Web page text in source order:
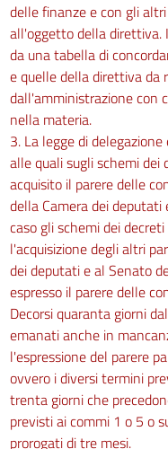
delle finanze e con gli
all'oggetto della direttiva.
da una tabella di
e quelle della direttiva da
dall'amministrazione con
nella materia.
3. La legge di
alle quali sugli schemi
acquisito il parere delle
della Camera dei
caso gli schemi dei
l'acquisizione degli altri
dei deputati e al Senato
espresso il parere delle
Decorsi quaranta giorni
emanati anche in
l'espressione del parere
ovvero i diversi termini
trenta giorni che
previsti ai commi 1 o 5 o
prorogati di tre mesi.